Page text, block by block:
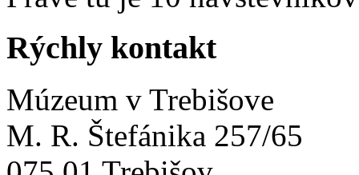
Rýchly kontakt
Múzeum v Trebišove
M. R. Štefánika 257/65